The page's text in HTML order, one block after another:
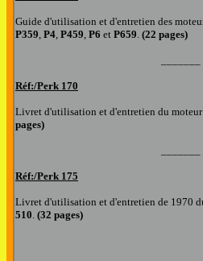
Guide d'utilisation et d'entretien des
P359, P4, P459, P6 et P659. (22 pages)
Réf:/Perk 170
Livret d'utilisation et d'entretien du
pages)
Réf:/Perk 175
Livret d'utilisation et d'entretien de 1970
510. (32 pages)